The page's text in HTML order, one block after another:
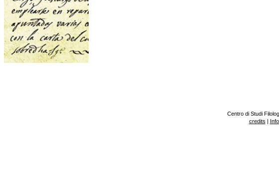
Centro di Studi
credits |